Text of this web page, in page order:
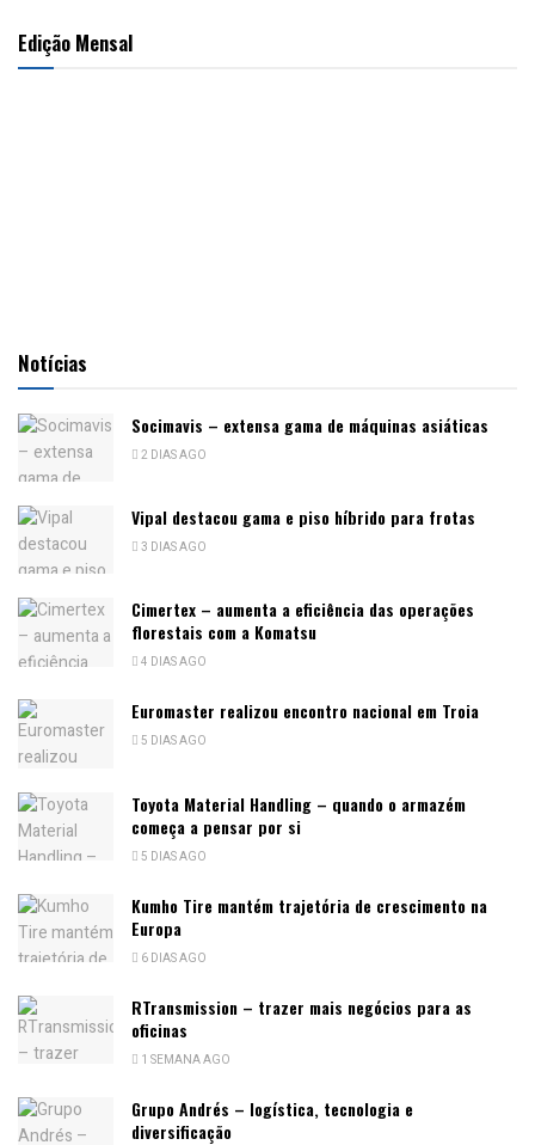
Edição Mensal
Notícias
Socimavis – extensa gama de máquinas asiáticas
2 DIAS AGO
Vipal destacou gama e piso híbrido para frotas
3 DIAS AGO
Cimertex – aumenta a eficiência das operações
florestais com a Komatsu
4 DIAS AGO
Euromaster realizou encontro nacional em Troia
5 DIAS AGO
Toyota Material Handling – quando o armazém
começa a pensar por si
5 DIAS AGO
Kumho Tire mantém trajetória de crescimento na
Europa
6 DIAS AGO
RTransmission – trazer mais negócios para as
oficinas
1 SEMANA AGO
Grupo Andrés – logística, tecnologia e
diversificação